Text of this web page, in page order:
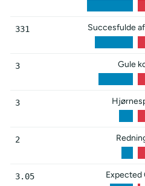
331 Succesfulde
3 Gule
3
2
3.05 Expected